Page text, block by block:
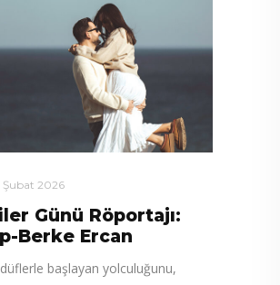
Şubat 2026
Günü Röportajı:
Berke Ercan
başlayan yolculuğunu,